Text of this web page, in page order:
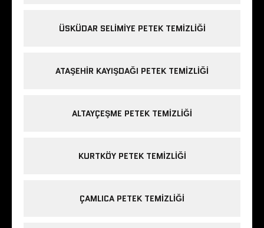
ÜSKÜDAR SELIMIYE PETEK TEMIZLIĞI
ATAŞEHIR KAYIŞDAĞI PETEK TEMIZLIĞI
ALTAYÇEŞME PETEK TEMIZLIĞI
KURTKÖY PETEK TEMIZLIĞI
ÇAMLICA PETEK TEMIZLIĞI